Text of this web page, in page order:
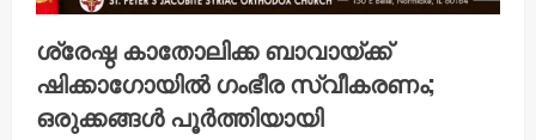
ശ്രേഷ്ഠ കാതോലിക്ക ബാവായ്ക്ക്
ഷിക്കാഗോയില്‍ ഗംഭീര സ്വീകരണം;
ഒരുക്കങ്ങള്‍ പൂര്‍ത്തിയായി